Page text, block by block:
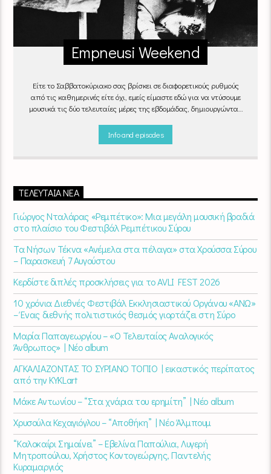
Empneusi Weekend
Είτε το Σαββατοκύριακο σας βρίσκει σε διαφορετικούς ρυθμούς
από τις καθημερινές είτε όχι, εμείς είμαστε εδώ για να ντύσουμε
μουσικά τις δύο τελευταίες μέρες της εβδομάδας, δημιουργώντας
Info and episodes
ΤΕΛΕΥΤΑΊΑ ΝΈΑ
Γιώργος Νταλάρας «Ρεμπέτικο»: Μια μεγάλη μουσική βραδιά
στο πλαίσιο του Φεστιβάλ Ρεμπέτικου Σύρου
Τα Νήσων Τέκνα «Ανέμελα στα πέλαγα» στα Χρούσσα Σύρου
– Παρασκευή 7 Αυγούστου
Κερδίστε διπλές προσκλήσεις για το AVLI FEST 2026
10 χρόνια Διεθνές Φεστιβάλ Εκκλησιαστικού Οργάνου «ΑΝΩ»
– Ένας διεθνής πολιτιστικός θεσμός γιορτάζει στη Σύρο​
Μαρία Παπαγεωργίου – «Ο Τελευταίος Αναλογικός
Άνθρωπος» | Νέο album
ΑΓΚΑΛΙΑΖΟΝΤΑΣ ΤΟ ΣΥΡΙΑΝΟ ΤΟΠΙΟ | εικαστικός περίπατος
από την KYKLart
Μάκε Αντωνίου – “Στα χνάρια του ερημίτη” | Νέο album
Χρυσούλα Κεχαγιόγλου – “Αποθήκη” | Νέο Άλμπουμ
“Καλοκαίρι Σημαίνει” – Εβελίνα Παπούλια, Λυγερή
Μητροπούλου, Χρήστος Κοντογεώργης, Παντελής
Κυραμαργιός